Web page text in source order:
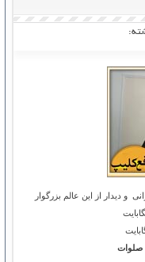
و دیدار از این عالم بزرگوار
صلوات